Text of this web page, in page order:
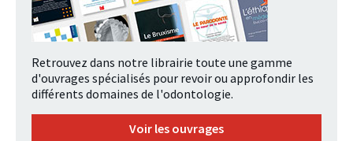
Retrouvez dans notre librairie toute une gamme
d'ouvrages spécialisés pour revoir ou approfondir les
différents domaines de l'odontologie.
Voir les ouvrages